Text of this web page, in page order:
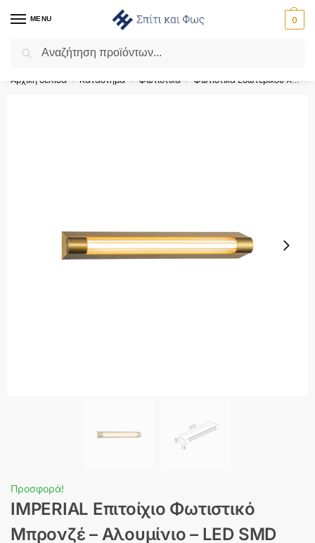
MENU 0
Flash Sale ⚡ 10% Έκπτωση με τον κωδικό ‘SPRING’!
Αρχική σελίδα / Κατάστημα / Φωτιστικά / Φωτιστικά Εσωτερικού Χώρου
Προσφορά!
IMPERIAL Επιτοίχιο Φωτιστικό
Μπρονζέ – Αλουμίνιο – LED SMD